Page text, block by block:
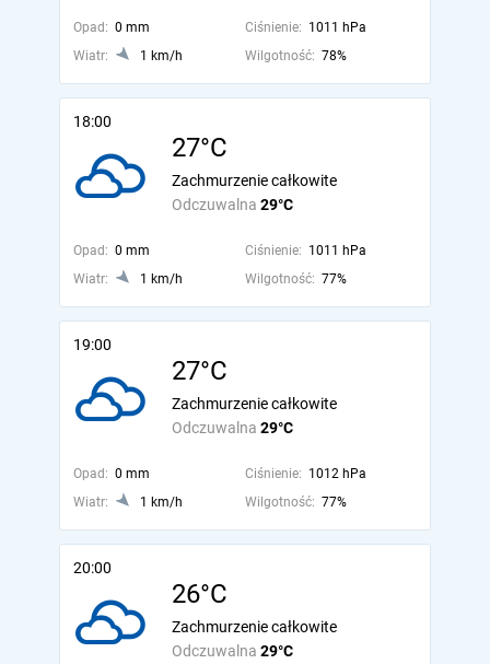
Opad: 0 mm Ciśnienie: 1011 hPa
Wiatr:
1 km/h Wilgotność: 78%
18:00
27°C
Odczuwalna 29°C
Zachmurzenie całkowite
Opad: 0 mm Ciśnienie: 1011 hPa
Wiatr:
1 km/h Wilgotność: 77%
19:00
27°C
Odczuwalna 29°C
Zachmurzenie całkowite
Opad: 0 mm Ciśnienie: 1012 hPa
Wiatr:
1 km/h Wilgotność: 77%
20:00
26°C
Odczuwalna 29°C
Zachmurzenie całkowite